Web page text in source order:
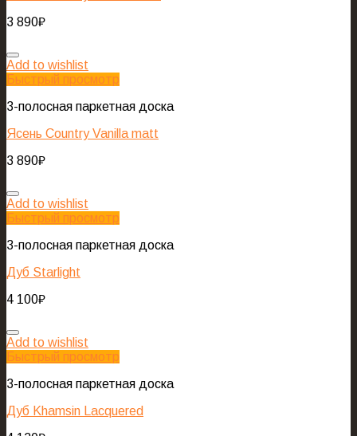
3 890₽
Add to wishlist
Быстрый просмотр
3-полосная паркетная доска
Ясень Country Vanilla matt
3 890₽
Add to wishlist
Быстрый просмотр
3-полосная паркетная доска
Дуб Starlight
4 100₽
Add to wishlist
Быстрый просмотр
3-полосная паркетная доска
Дуб Khamsin Lacquered